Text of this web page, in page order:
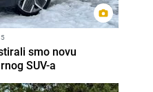
smo novu
SUV-a